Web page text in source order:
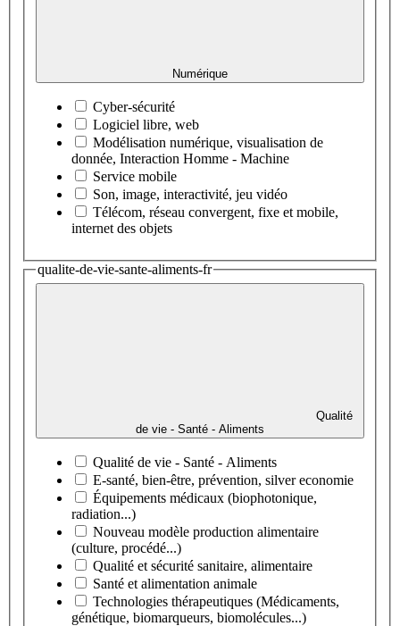
Numérique
Cyber-sécurité
Logiciel libre, web
Modélisation numérique, visualisation de
donnée, Interaction Homme - Machine
Service mobile
Son, image, interactivité, jeu vidéo
Télécom, réseau convergent, fixe et mobile,
internet des objets
qualite-de-vie-sante-aliments-fr
Qualité
de vie - Santé - Aliments
Qualité de vie - Santé - Aliments
E-santé, bien-être, prévention, silver economie
Équipements médicaux (biophotonique,
radiation...)
Nouveau modèle production alimentaire
(culture, procédé...)
Qualité et sécurité sanitaire, alimentaire
Santé et alimentation animale
Technologies thérapeutiques (Médicaments,
génétique, biomarqueurs, biomolécules...)